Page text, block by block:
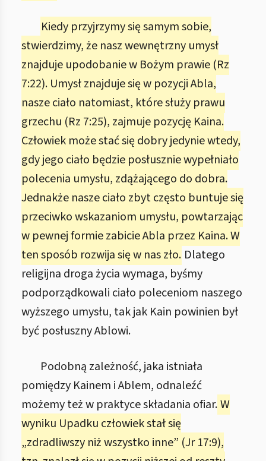
Kiedy przyjrzymy się samym sobie,
stwierdzimy, że nasz wewnętrzny umysł
znajduje upodobanie w Bożym prawie (Rz
7:22). Umysł znajduje się w pozycji Abla,
nasze ciało natomiast, które służy prawu
grzechu (Rz 7:25), zajmuje pozycję Kaina.
Człowiek może stać się dobry jedynie wtedy,
gdy jego ciało będzie posłusznie wypełniało
polecenia umysłu, zdążającego do dobra.
Jednakże nasze ciało zbyt często buntuje się
przeciwko wskazaniom umysłu, powtarzając
w pewnej formie zabicie Abla przez Kaina. W
ten sposób rozwija się w nas zło. Dlatego
religijna droga życia wymaga, byśmy
podporządkowali ciało poleceniom naszego
wyższego umysłu, tak jak Kain powinien był
być posłuszny Ablowi.
Podobną zależność, jaka istniała
pomiędzy Kainem i Ablem, odnaleźć
możemy też w praktyce składania ofiar.W
wyniku Upadku człowiek stał się
„zdradliwszy niż wszystko inne” (Jr 17:9),